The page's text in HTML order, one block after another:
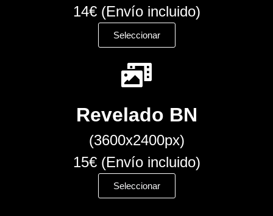
14€ (Envío incluido)
Seleccionar
Revelado BN
(3600x2400px)
15€ (Envío incluido)
Seleccionar